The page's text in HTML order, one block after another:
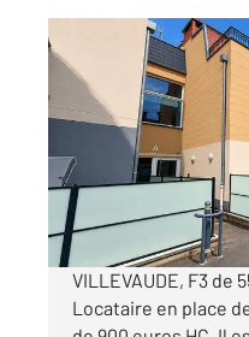
CLAYE SOUILLY 77
55,01 m
, 3 pièces
Ref : 2572
Appartement
217
Visiter le site dédié
VILLEVAUDE, F3 de
Locataire en place